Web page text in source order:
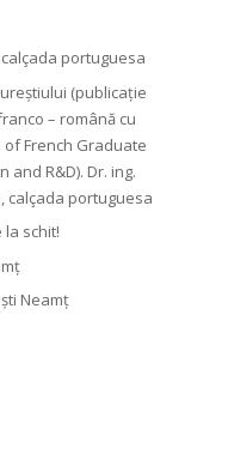
portuguesa
(publicație
– română cu
of French Graduate
R&D). Dr. ing.
calçada portuguesa
la schit!
Neamţ